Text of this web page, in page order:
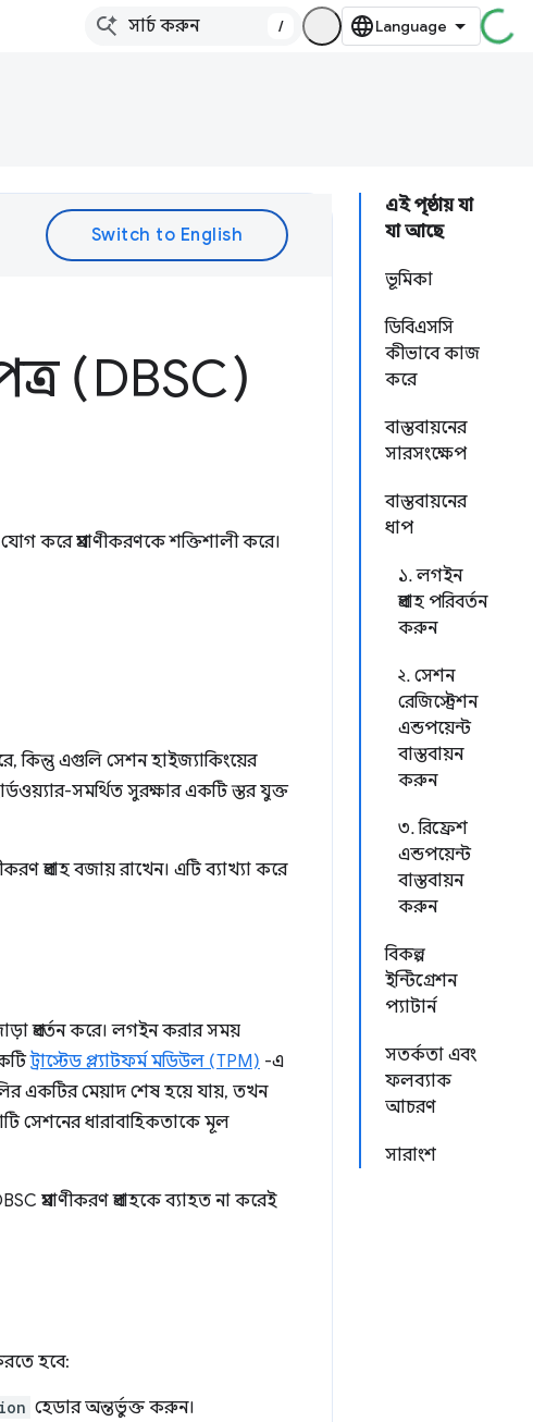
/
এই পৃষ্ঠায় যা
যা আছে
ভূমিকা
ডিবিএসসি
কীভাবে কাজ
করে
বাস্তবায়নের
সারসংক্ষেপ
বাস্তবায়নের
ধাপ
১. লগইন
প্রবাহ পরিবর্তন
করুন
২. সেশন
রেজিস্ট্রেশন
এন্ডপয়েন্ট
বাস্তবায়ন
করুন
৩. রিফ্রেশ
এন্ডপয়েন্ট
বাস্তবায়ন
করুন
বিকল্প
ইন্টিগ্রেশন
প্যাটার্ন
সতর্কতা এবং
ফলব্যাক
আচরণ
সারাংশ
(DBSC)
করে প্রমাণীকরণকে শক্তিশালী করে।
কিন্তু এগুলি সেশন হাইজ্যাকিংয়ের
সমর্থিত সুরক্ষার একটি স্তর যুক্ত
প্রবাহ বজায় রাখেন। এটি ব্যাখ্যা করে
প্রবর্তন করে। লগইন করার সময়
ট্রাস্টেড প্ল্যাটফর্ম মডিউল (TPM) -এ
একটির মেয়াদ শেষ হয়ে যায়, তখন
সেশনের ধারাবাহিকতাকে মূল
প্রমাণীকরণ প্রবাহকে ব্যাহত না করেই
হবে:
হেডার অন্তর্ভুক্ত করুন।